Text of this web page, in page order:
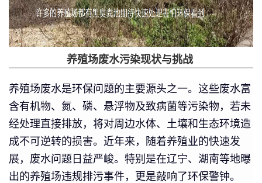
养殖场废水污染现状与挑战
养殖场废水是环保问题的主要源头之一。这些废水富
含有机物、氮、磷、悬浮物及致病菌等污染物，若未
经处理直接排放，将对周边水体、土壤和生态环境造
成不可逆转的损害。近年来，随着养殖业的快速发
展，废水问题日益严峻。特别是在辽宁、湖南等地曝
出的养殖场违规排污事件，更是敲响了环保警钟。